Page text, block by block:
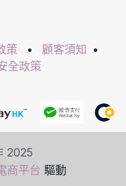
策 • 顧客須知 •
全政策
2025
商平台 驅動